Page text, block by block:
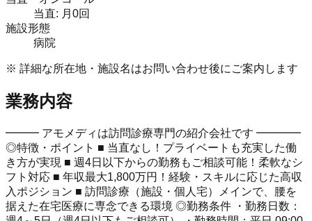
当直: 月0回
施設形態
病院
※ 詳細な所在地・施設名はお問い合わせ後にご案内します
業務内容
━━━ アモメディは訪問診療専門の紹介会社です ━━━━
◎特徴・ポイント ■ 当直なし！プライベートも充実した働
き方が実現 ■ 週4日以下からの勤務もご相談可能！柔軟なシ
フト対応 ■ 年収最大1,800万円！経験・スキルに応じた高収
入ポジション ■ 訪問診療（施設・個人宅）メインで、腰を
据えた在宅医療に専念できる環境 ◎勤務条件 ・勤務日数：